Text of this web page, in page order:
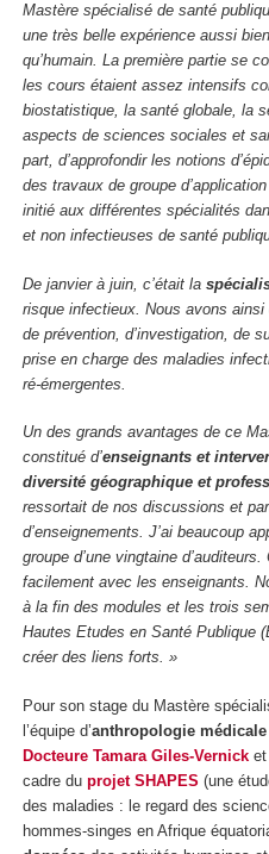
Mastère spécialisé de santé
une très belle expérience aussi
qu’humain. La première partie se
les cours étaient assez intensifs
biostatistique, la santé globale, la
aspects de sciences sociales et
part, d’approfondir les notions
des travaux de groupe
initié aux différentes spécialités
et non infectieuses de santé
De janvier à juin, c’était la
risque infectieux. Nous avons
de prévention, d’investigation, de
prise en charge des maladies
ré-émergentes.
Un des grands avantages de ce
constitué d’enseignants et
diversité géographique et
ressortait de nos discussions et
d’enseignements. J’ai beaucoup
groupe d’une vingtaine
facilement avec les enseignants.
à la fin des modules et les trois
Hautes Etudes en Santé Publique
créer des liens forts. »
Pour son stage du Mastère
l’équipe d’anthropologie médicale
Docteure Tamara Giles-Vernick
cadre du projet SHAPES (une
des maladies : le regard des
hommes-singes en Afrique